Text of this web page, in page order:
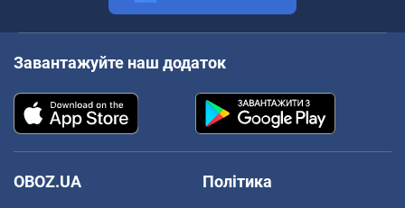
Завантажуйте наш додаток
OBOZ.UA
Політика